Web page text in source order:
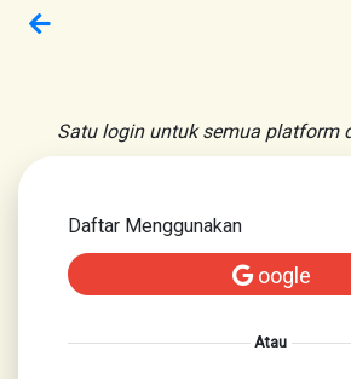
Satu login untuk semua platform
Daftar Menggunakan
oogle
Atau